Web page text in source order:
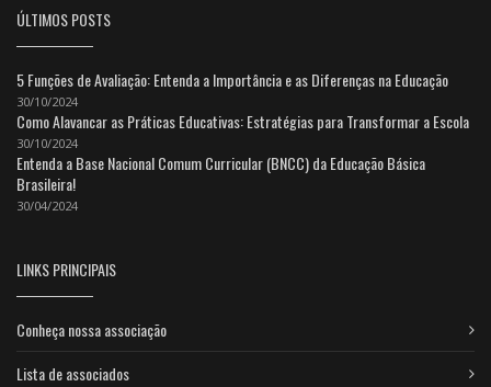
ÚLTIMOS POSTS
5 Funções de Avaliação: Entenda a Importância e as Diferenças na Educação
30/10/2024
Como Alavancar as Práticas Educativas: Estratégias para Transformar a Escola
30/10/2024
Entenda a Base Nacional Comum Curricular (BNCC) da Educação Básica
Brasileira!
30/04/2024
LINKS PRINCIPAIS
Conheça nossa associação
Lista de associados